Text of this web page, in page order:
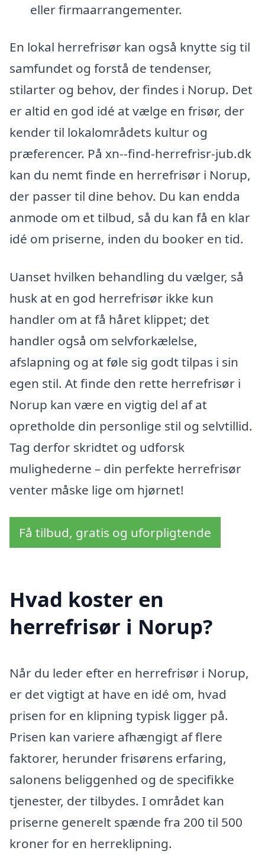
eller firmaarrangementer.
En lokal herrefrisør kan også knytte sig til
samfundet og forstå de tendenser,
stilarter og behov, der findes i Norup. Det
er altid en god idé at vælge en frisør, der
kender til lokalområdets kultur og
præferencer. På xn--find-herrefrisr-jub.dk
kan du nemt finde en herrefrisør i Norup,
der passer til dine behov. Du kan endda
anmode om et tilbud, så du kan få en klar
idé om priserne, inden du booker en tid.
Uanset hvilken behandling du vælger, så
husk at en god herrefrisør ikke kun
handler om at få håret klippet; det
handler også om selvforkælelse,
afslapning og at føle sig godt tilpas i sin
egen stil. At finde den rette herrefrisør i
Norup kan være en vigtig del af at
opretholde din personlige stil og selvtillid.
Tag derfor skridtet og udforsk
mulighederne – din perfekte herrefrisør
venter måske lige om hjørnet!
Få tilbud, gratis og uforpligtende
Hvad koster en
herrefrisør i Norup?
Når du leder efter en herrefrisør i Norup,
er det vigtigt at have en idé om, hvad
prisen for en klipning typisk ligger på.
Prisen kan variere afhængigt af flere
faktorer, herunder frisørens erfaring,
salonens beliggenhed og de specifikke
tjenester, der tilbydes. I området kan
priserne generelt spænde fra 200 til 500
kroner for en herreklipning.